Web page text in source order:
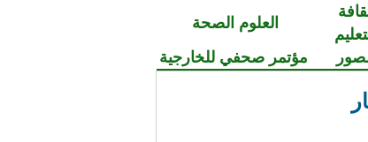
العلوم الصحة
مؤتمر صحفي للخارجية